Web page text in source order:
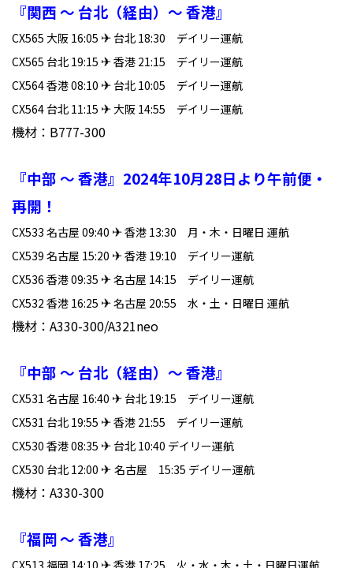
『関西 ～ 台北（経由）～ 香港』
CX565 大阪 16:05 ✈台北 18:30 デイリー運航
CX565 台北 19:15 ✈香港 21:15 デイリー運航
CX564 香港 08:10 ✈台北 10:05 デイリー運航
CX564 台北 11:15 ✈大阪 14:55 デイリー運航
機材：B777-300
『中部 ～ 香港』2024年10月28日より午前便・
再開！
CX533 名古屋 09:40 ✈香港 13:30 月・木・日曜日 運航
CX539 名古屋 15:20 ✈香港 19:10 デイリー運航
CX536 香港 09:35 ✈名古屋 14:15 デイリー運航
CX532 香港 16:25 ✈名古屋 20:55 水・土・日曜日 運航
機材：A330-300/A321neo
『中部 ～ 台北（経由）～ 香港』
CX531 名古屋 16:40 ✈台北 19:15 デイリー運航
CX531 台北 19:55 ✈香港 21:55 デイリー運航
CX530 香港 08:35 ✈台北 10:40 デイリー運航
CX530 台北 12:00 ✈ 名古屋 15:35 デイリー運航
機材：A330-300
『福岡 ～ 香港』
CX513 福岡 14:10 ✈香港 17:25 火・水・木・土・日曜日運航